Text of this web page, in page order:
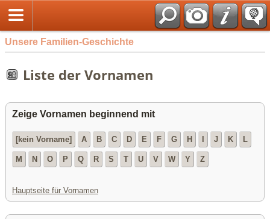
Unsere Familien-Geschichte
Liste der Vornamen
Zeige Vornamen beginnend mit
[kein Vorname] A B C D E F G H I J K L
M N O P Q R S T U V W Y Z
Hauptseite für Vornamen